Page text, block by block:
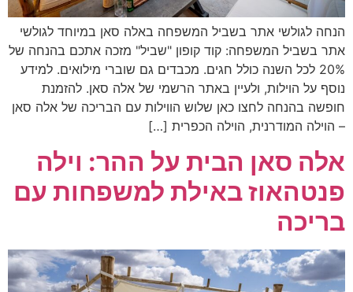
הנחה לגולשי אתר בשביל המשפחה באלה סאן במיוחד לגולשי
אתר בשביל המשפחה: קוד קופון "שביל" מזכה אתכם בהנחה של
20% לכל השנה כולל חגים. מכבדים גם שוברי מילואים. למידע
נוסף על הוילות, ולעיין באתר הרשמי של אלה סאן. להזמנת
חופשה בהנחה לחצו כאן שלוש הווילות עם הבריכה של אלה סאן
– הוילה המודרנית, הוילה הכפרית […]
אלה סאן הבית על ההר: וילה
פנטהאוז באילת למשפחות עם
בריכה